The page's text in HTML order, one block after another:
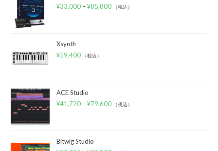
¥33,000 –¥85,800 （税込）
Xsynth
¥59,400 （税込）
ACE Studio
¥41,720 –¥79,600 （税込）
Bitwig Studio